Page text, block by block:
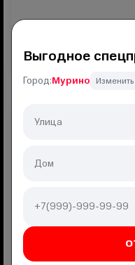
500 мбит
Мобильная связь
Выгодное
Город:Мурино